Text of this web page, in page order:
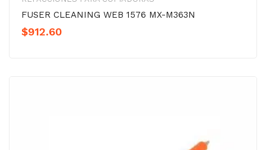
FUSER CLEANING WEB 1576 MX-M363N
$912.60